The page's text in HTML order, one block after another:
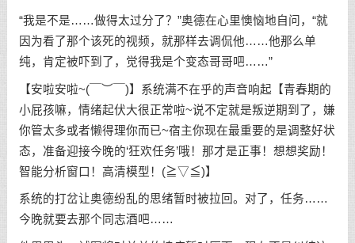
“我是不是……做得太过分了？”奥德在心里懊恼地自问，“就
因为看了那个该死的视频，就那样去调侃他……他那么单
纯，肯定被吓到了，觉得我是个变态哥哥吧……”
【安啦安啦~(￣︶￣)】系统满不在乎的声音响起【青春期的
小屁孩嘛，情绪起伏大很正常啦~说不定就是叛逆期到了，嫌
你管太多或者懒得理你而已~宿主你现在最重要的是调整好状
态，准备迎接今晚的‘狂欢任务’哦！那才是正事！想想奖励！
智能分析窗口！高清模型！(≧▽≦)】
系统的打岔让奥德纷乱的思绪暂时被拉回。对了，任务……
今晚就要去那个同志酒吧……